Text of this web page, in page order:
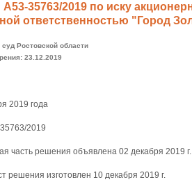
35763/2019 по иску
ответственностью "Город
Ростовской области
23.12.2019
2019 года
2019
часть решения объявлена 02 декабря 2019 г.
решения изготовлен 10 декабря 2019 г.